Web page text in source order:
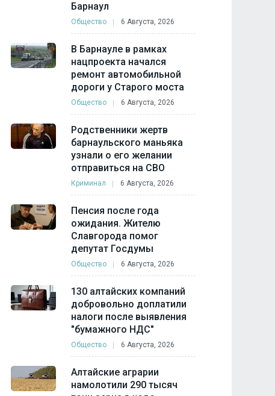
Барнаул
Общество 6 Августа, 2026
В Барнауле в рамках
нацпроекта начался
ремонт автомобильной
дороги у Старого моста
Общество 6 Августа, 2026
Родственники жертв
барнаульского маньяка
узнали о его желании
отправиться на СВО
Криминал 6 Августа, 2026
Пенсия после года
ожидания. Жителю
Славгорода помог
депутат Госдумы
Общество 6 Августа, 2026
130 алтайских компаний
добровольно доплатили
налоги после выявления
"бумажного НДС"
Общество 6 Августа, 2026
Алтайские аграрии
намолотили 290 тысяч